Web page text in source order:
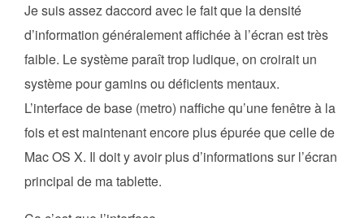
Je suis assez daccord avec le fait que la densité
d’information généralement affichée à l’écran est très
faible. Le système paraît trop ludique, on croirait un
système pour gamins ou déficients mentaux.
L’interface de base (metro) naffiche qu’une fenêtre à la
fois et est maintenant encore plus épurée que celle de
Mac OS X. Il doit y avoir plus d’informations sur l’écran
principal de ma tablette.